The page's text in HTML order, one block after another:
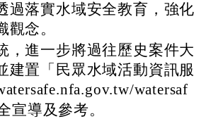
過落實水域安全教育，強化
念。
，進一步將過往歷史案件大
建置「民眾水域活動資訊服
watersaf
宣導及參考。